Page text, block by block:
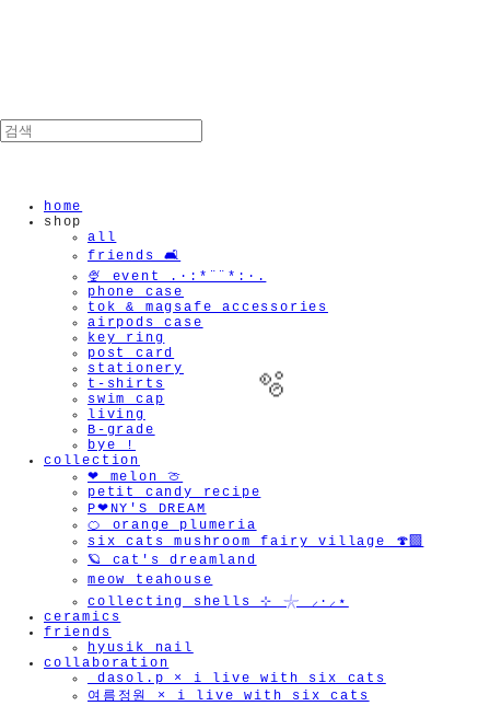
home
shop
all
friends 🛋️
🍨 event .·:*¨¨*:·.
phone case
tok & magsafe accessories
airpods case
key ring
post card
stationery
t-shirts
swim cap
living
B-grade
bye !
collection
❤︎ melon 🍈
petit candy recipe
P❤︎NY'S DREAM
🍊 orange plumeria
six cats mushroom fairy village 🍄‍🟫
🪐 cat's dreamland
meow teahouse
collecting shells ⊹ 𓇼 ⸝·⸝⋆
ceramics
friends
hyusik_nail
collaboration
_dasol.p × i live with six cats
여름정원 × i live with six cats